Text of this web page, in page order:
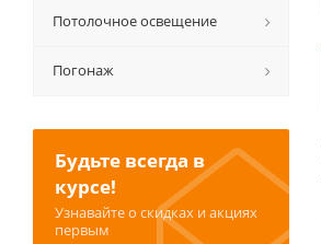
Потолочное освещение
Погонаж
Будьте всегда в
курсе!
Узнавайте о скидках и акциях
первым